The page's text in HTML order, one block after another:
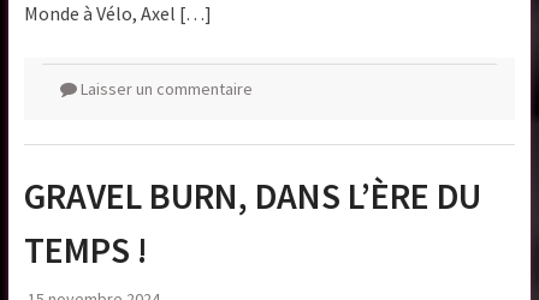
Monde à Vélo, Axel […]
Laisser un commentaire
GRAVEL BURN, DANS L’ÈRE DU
TEMPS !